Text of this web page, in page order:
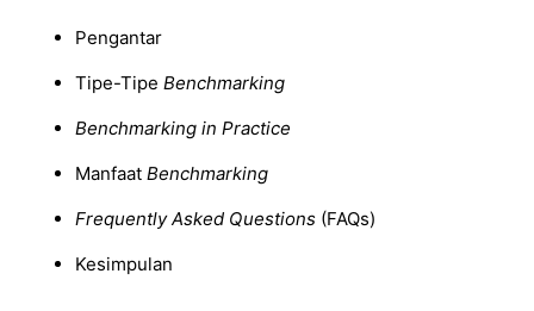
Pengantar
Tipe-Tipe Benchmarking
Benchmarking in Practice
Manfaat Benchmarking
Frequently Asked Questions (FAQs)
Kesimpulan